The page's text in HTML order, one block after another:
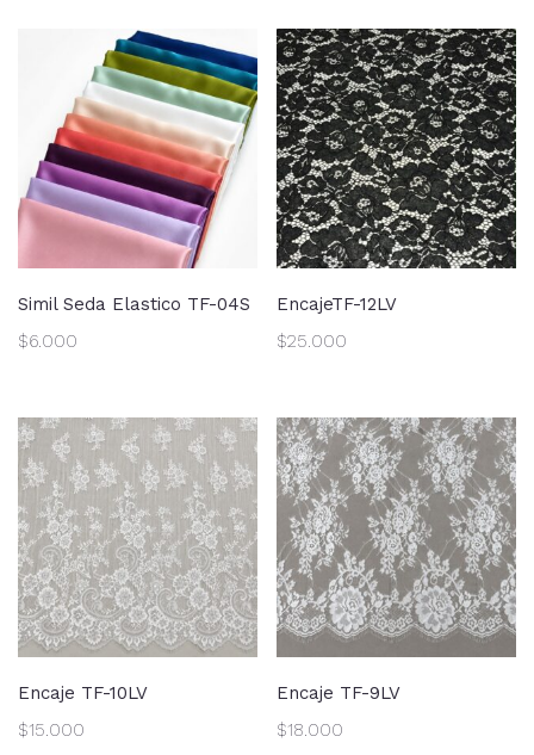
Simil Seda Elastico TF-04S
$6.000
EncajeTF-12LV
$25.000
Encaje TF-10LV
$15.000
Encaje TF-9LV
$18.000